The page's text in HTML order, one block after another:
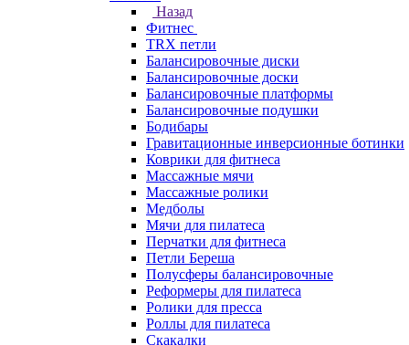
Назад
Фитнес
TRX петли
Балансировочные диски
Балансировочные доски
Балансировочные платформы
Балансировочные подушки
Бодибары
Гравитационные инверсионные ботинки
Коврики для фитнеса
Массажные мячи
Массажные ролики
Медболы
Мячи для пилатеса
Перчатки для фитнеса
Петли Береша
Полусферы балансировочные
Реформеры для пилатеса
Ролики для пресса
Роллы для пилатеса
Скакалки